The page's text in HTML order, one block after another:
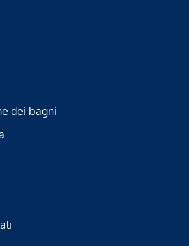
dei bagni